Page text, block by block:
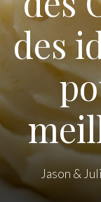
des
Jason &